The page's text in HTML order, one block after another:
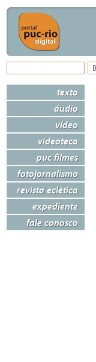
texto
áudio
vídeo
videoteca
puc filmes
fotojornalismo
revista eclética
expediente
fale conosco